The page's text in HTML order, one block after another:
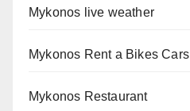
Mykonos live weather
Mykonos Rent a Bikes Cars
Mykonos Restaurant